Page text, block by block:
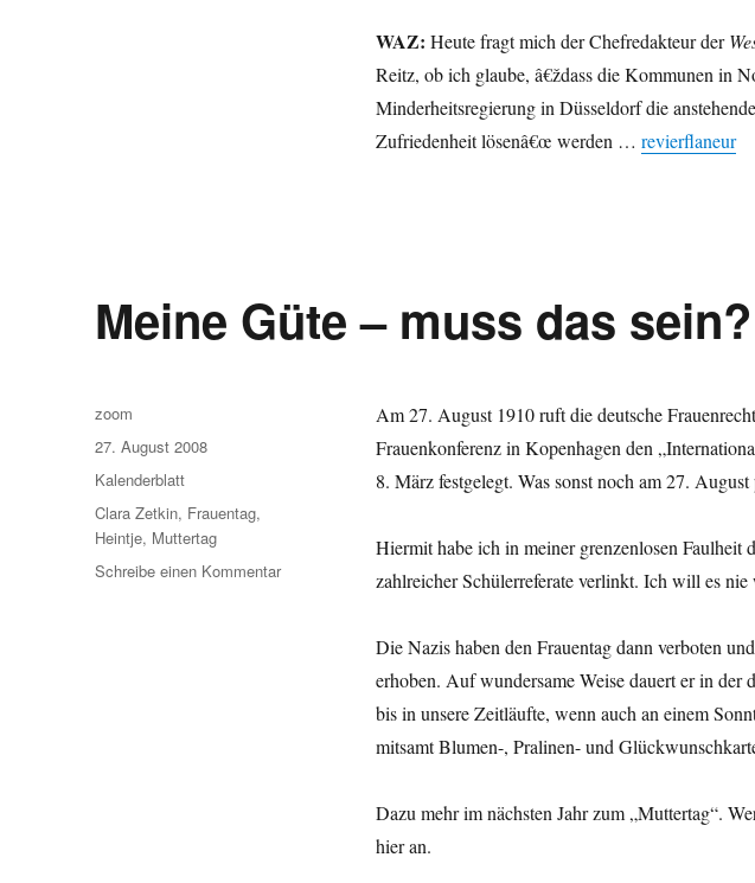
WAZ: Heute fragt mich der Chefredakteur der
Reitz, ob ich glaube, â€ždass die Kommunen in
Minderheitsregierung in Düsseldorf die
Zufriedenheit lösenâ€œ werden … revierflaneur
Meine Güte – muss das sein?
Am 27. August 1910 ruft die deutsche
Frauenkonferenz in Kopenhagen den
8. März festgelegt. Was sonst noch am 27.
Hiermit habe ich in meiner grenzenlosen Faulheit
zahlreicher Schülerreferate verlinkt. Ich will es nie
Die Nazis haben den Frauentag dann verboten
erhoben. Auf wundersame Weise dauert er in der
bis in unsere Zeitläufte, wenn auch an einem
mitsamt Blumen-, Pralinen- und
Dazu mehr im nächsten Jahr zum „Muttertag“.
hier an.
Autor
zoom
Veröffentlicht
am
27. August 2008
Kategorien
Kalenderblatt
Schlagwörter
Clara Zetkin, Frauentag,
Heintje, Muttertag
Schreibe einen Kommentarzu